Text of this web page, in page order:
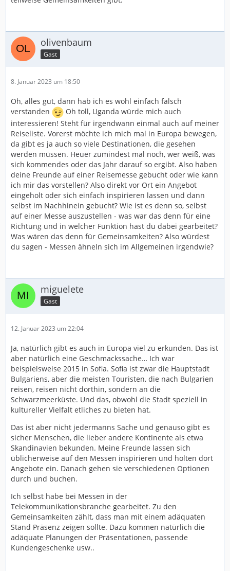
olivenbaum
Gast
8. Januar 2023 um 18:50
Oh, alles gut, dann hab ich es wohl einfach falsch
verstanden
Oh toll, Uganda würde mich auch
interessieren! Steht für irgendwann einmal auch auf meiner
Reiseliste. Vorerst möchte ich mich mal in Europa bewegen,
da gibt es ja auch so viele Destinationen, die gesehen
werden müssen. Heuer zumindest mal noch, wer weiß, was
sich kommendes oder das Jahr darauf so ergibt. Also haben
deine Freunde auf einer Reisemesse gebucht oder wie kann
ich mir das vorstellen? Also direkt vor Ort ein Angebot
eingeholt oder sich einfach inspirieren lassen und dann
selbst im Nachhinein gebucht? Wie ist es denn so, selbst
auf einer Messe auszustellen - was war das denn für eine
Richtung und in welcher Funktion hast du dabei gearbeitet?
Was wären das denn für Gemeinsamkeiten? Also würdest
du sagen - Messen ähneln sich im Allgemeinen irgendwie?
miguelete
Gast
12. Januar 2023 um 22:04
Ja, natürlich gibt es auch in Europa viel zu erkunden. Das ist
aber natürlich eine Geschmackssache… Ich war
beispielsweise 2015 in Sofia. Sofia ist zwar die Hauptstadt
Bulgariens, aber die meisten Touristen, die nach Bulgarien
reisen, reisen nicht dorthin, sondern an die
Schwarzmeerküste. Und das, obwohl die Stadt speziell in
kultureller Vielfalt etliches zu bieten hat.
Das ist aber nicht jedermanns Sache und genauso gibt es
sicher Menschen, die lieber andere Kontinente als etwa
Skandinavien bekunden. Meine Freunde lassen sich
üblicherweise auf den Messen inspirieren und holten dort
Angebote ein. Danach gehen sie verschiedenen Optionen
durch und buchen.
Ich selbst habe bei Messen in der
Telekommunikationsbranche gearbeitet. Zu den
Gemeinsamkeiten zählt, dass man mit einem adäquaten
Stand Präsenz zeigen sollte. Dazu kommen natürlich die
adäquate Planungen der Präsentationen, passende
Kundengeschenke usw..